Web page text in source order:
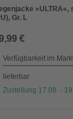
Gr. L
€
Verfügbarkeit im
lieferbar
Zustellung 17.08. -